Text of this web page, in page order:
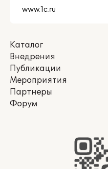
Каталог
Внедрения
Публикации
Мероприятия
Партнеры
Форум